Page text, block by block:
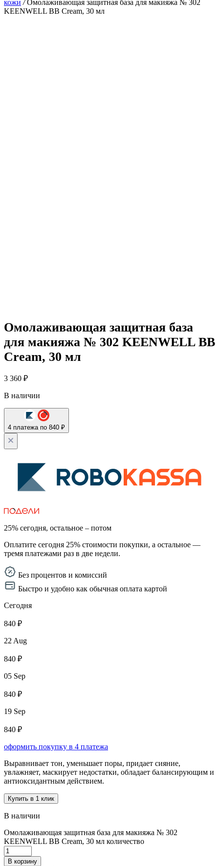
кожи /Омолаживающая защитная база для макияжа № 302
KEENWELL BB Cream, 30 мл
Омолаживающая защитная база
для макияжа № 302 KEENWELL BB
Cream, 30 мл
3 360 ₽
В наличии
4 платежа по 840 ₽
25% сегодня, остальное – потом
Оплатите сегодня 25% стоимости покупки, а остальное —
тремя платежами раз в две недели.
Без процентов и комиссий
Быстро и удобно как обычная оплата картой
Сегодня
840 ₽
22 Aug
840 ₽
05 Sep
840 ₽
19 Sep
840 ₽
оформить покупку в 4 платежа
Выравнивает тон, уменьшает поры, придает сияние,
увлажняет, маскирует недостатки, обладает балансирующим и
антиоксидантным действием.
Купить в 1 клик
В наличии
Омолаживающая защитная база для макияжа № 302
KEENWELL BB Cream, 30 мл количество
В корзину